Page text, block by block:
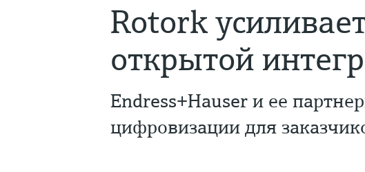
Rotork
открытой
Endress+Hauser и ее
цифровизации для